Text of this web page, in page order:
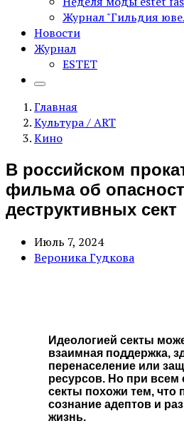
Журнал "Гильдия
Новости
Журнал
ESTET
Главная
Культура / ART
Кино
В российском
фильма об
деструктивных сект
Июль 7, 2024
Вероника Гудкова
Идеологией секты
взаимная поддержка,
перенаселение или
ресурсов. Но при всем
секты похожи тем, что
сознание адептов и
жизнь.